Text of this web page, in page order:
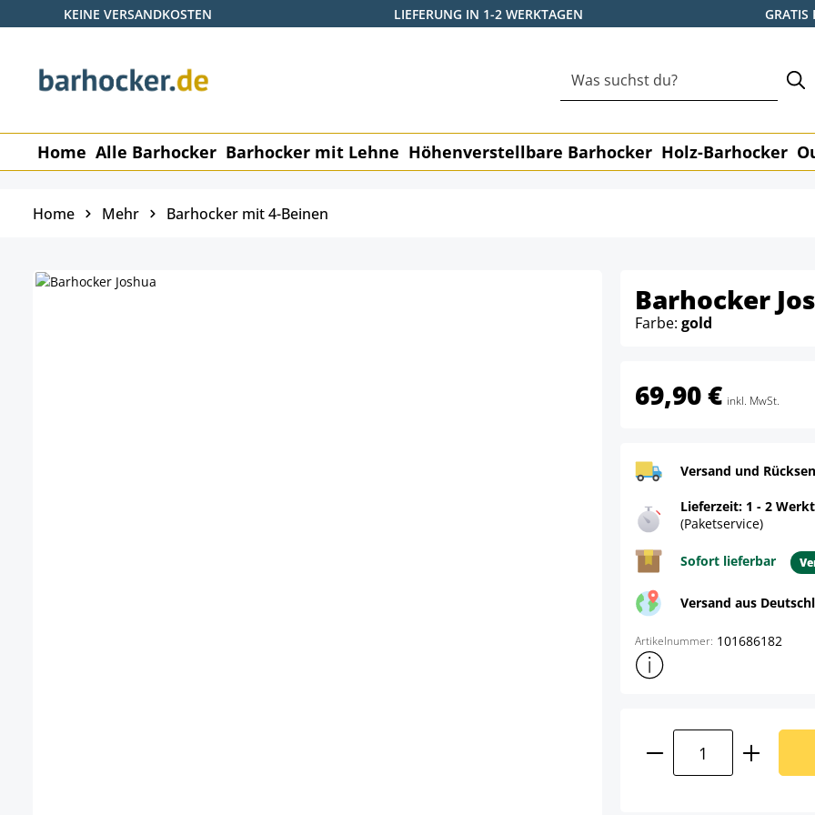
to main content
Skip to search
Skip to main navigation
KEINE VERSANDKOSTEN LIEFERUNG IN 1-2 WERKTAGEN GRATIS
Home Alle Barhocker Barhocker mit Lehne Höhenverstellbare Barhocker Holz-Barhocker
Home Mehr Barhocker mit 4-Beinen
Barhocker
Farbe: gold
69,90 € inkl. MwSt.
Versand und
Lieferzeit: 1 - 2
(Paketservice)
Sofort lieferbar
Versand aus
Artikelnummer: 101686182
Weitere
Product